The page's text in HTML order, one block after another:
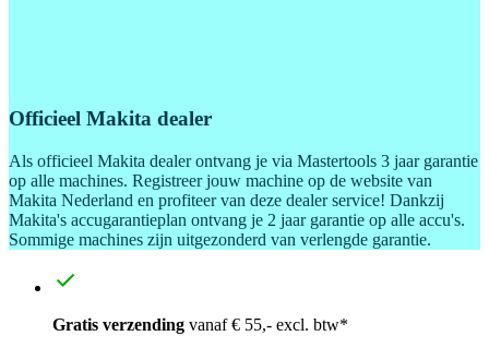
Officieel Makita dealer
Als officieel Makita dealer ontvang je via Mastertools 3 jaar garantie
op alle machines. Registreer jouw machine op de website van
Makita Nederland en profiteer van deze dealer service! Dankzij
Makita's accugarantieplan ontvang je 2 jaar garantie op alle accu's.
Sommige machines zijn uitgezonderd van verlengde garantie.
Gratis verzending vanaf € 55,- excl. btw*